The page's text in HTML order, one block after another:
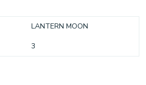
LANTERN MOON
3